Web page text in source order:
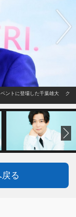
ベントに登場した千葉雄大 ク
る